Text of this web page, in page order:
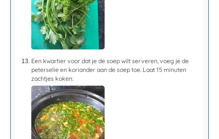
Een kwartier voor dat je de soep wilt serveren, voeg je de
peterselie en koriander aan de soep toe. Laat15 minuten
zachtjes koken.